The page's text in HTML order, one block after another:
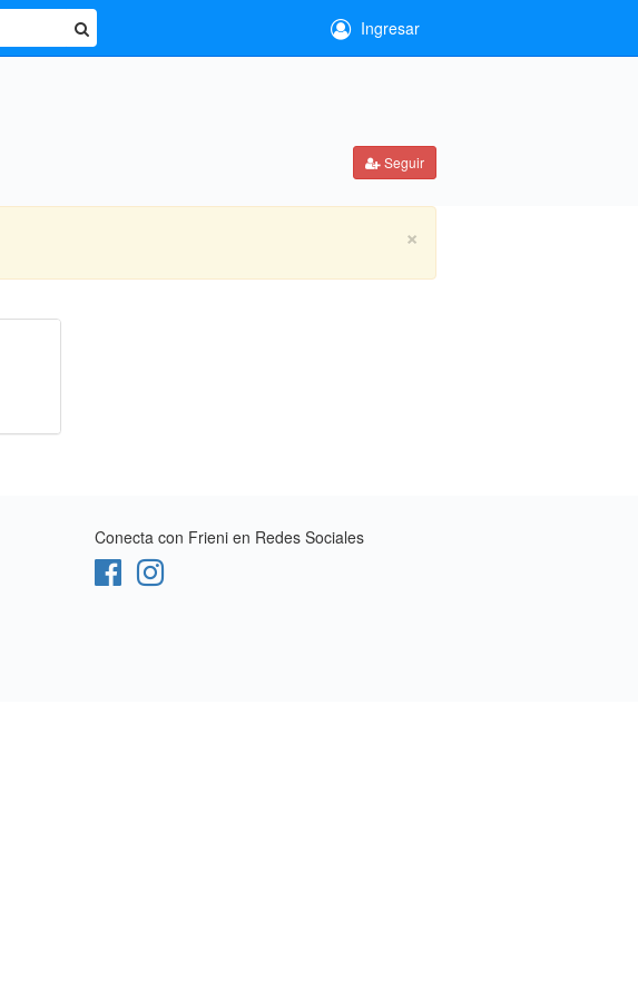
Ingresar
Seguir
×
Conecta con Frieni en Redes Sociales